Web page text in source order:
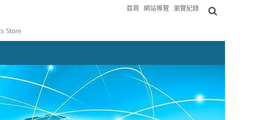
首頁 網站導覽 瀏覽紀錄